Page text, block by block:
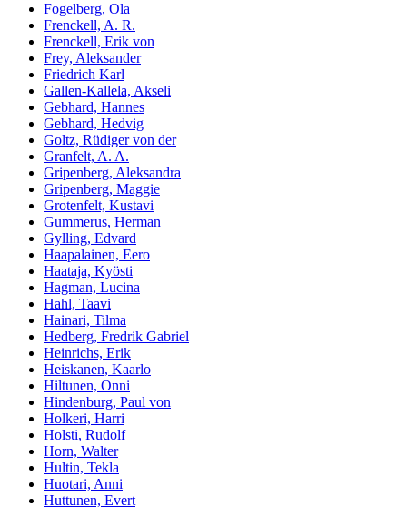
Fogelberg, Ola
Frenckell, A. R.
Frenckell, Erik von
Frey, Aleksander
Friedrich Karl
Gallen-Kallela, Akseli
Gebhard, Hannes
Gebhard, Hedvig
Goltz, Rüdiger von der
Granfelt, A. A.
Gripenberg, Aleksandra
Gripenberg, Maggie
Grotenfelt, Kustavi
Gummerus, Herman
Gylling, Edvard
Haapalainen, Eero
Haataja, Kyösti
Hagman, Lucina
Hahl, Taavi
Hainari, Tilma
Hedberg, Fredrik Gabriel
Heinrichs, Erik
Heiskanen, Kaarlo
Hiltunen, Onni
Hindenburg, Paul von
Holkeri, Harri
Holsti, Rudolf
Horn, Walter
Hultin, Tekla
Huotari, Anni
Huttunen, Evert